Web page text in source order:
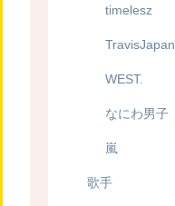
timelesz
TravisJapan
WEST.
なにわ男子
嵐
歌手